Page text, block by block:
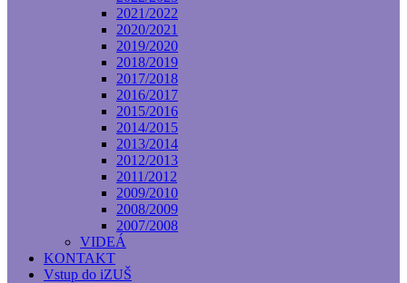
2021/2022
2020/2021
2019/2020
2018/2019
2017/2018
2016/2017
2015/2016
2014/2015
2013/2014
2012/2013
2011/2012
2009/2010
2008/2009
2007/2008
VIDEÁ
KONTAKT
Vstup do iZUŠ